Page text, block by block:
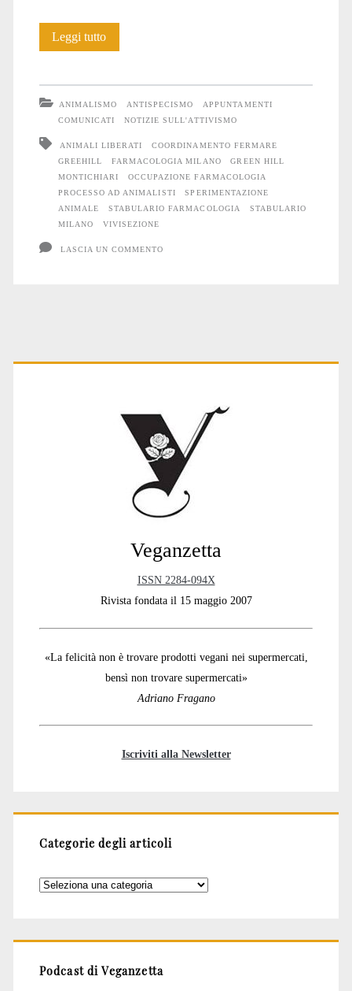
Leggi tuttoInizia
contro
l’occupazione
di
Farmacologia
ANIMALISMO ANTISPECISMO
APPUNTAMENTI
COMUNICATI
NOTIZIE SULL'ATTIVISMO
ANIMALI LIBERATI
COORDINAMENTO FERMARE
GREEHILL
FARMACOLOGIA MILANO
GREEN HILL
MONTICHIARI
OCCUPAZIONE FARMACOLOGIA
PROCESSO AD ANIMALISTI
SPERIMENTAZIONE
ANIMALE
STABULARIO FARMACOLOGIA
STABULARIO
MILANO
VIVISEZIONE
LASCIA UN COMMENTO
Primary
Veganzetta
ISSN 2284-094X
Rivista fondata il 15 maggio 2007
«La felicità non è trovare prodotti vegani nei supermercati,
bensì non trovare supermercati»
Adriano Fragano
Iscriviti alla Newsletter
Categorie degli articoli
Categorie
Podcast di Veganzetta